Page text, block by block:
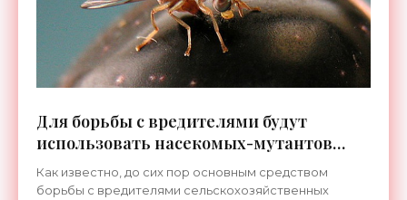
Для борьбы с вредителями будут
использовать насекомых-мутантов
вместо пестицидов - «Технологии»
Как известно, до сих пор основным средством
борьбы с вредителями сельскохозяйственных